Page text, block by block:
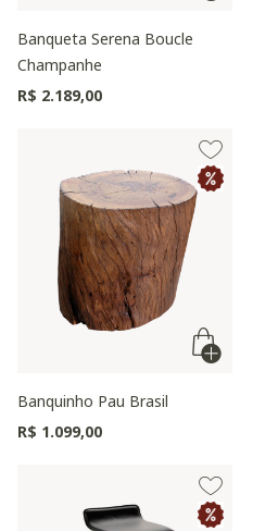
Banqueta Serena Boucle
Champanhe
R$ 2.189,00
Banquinho Pau Brasil
R$ 1.099,00